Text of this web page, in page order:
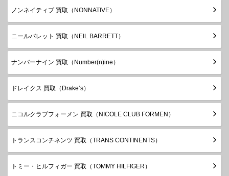
ノンネイティブ 買取（NONNATIVE）
ニールバレット 買取（NEIL BARRETT）
ナンバーナイン 買取（Number(n)ine）
ドレイクス 買取（Drake’s）
ニコルクラブフォーメン 買取（NICOLE CLUB FORMEN）
トランスコンチネンツ 買取（TRANS CONTINENTS）
トミー・ヒルフィガー 買取（TOMMY HILFIGER）